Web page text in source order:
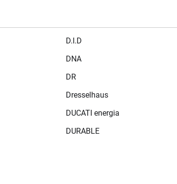
D.I.D
DNA
DR
Dresselhaus
DUCATI energia
DURABLE